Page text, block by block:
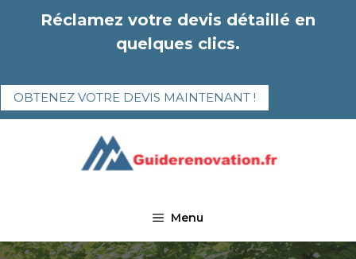
Réclamez votre devis détaillé en
quelques clics.
OBTENEZ VOTRE DEVIS MAINTENANT !
Menu